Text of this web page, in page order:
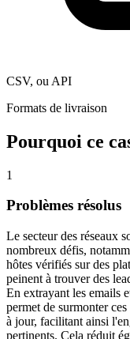
CSV, ou API
Formats de livraison
Pourquoi ce
1
Problèmes résolus
Le secteur des réseaux
nombreux défis,
hôtes vérifiés sur des
peinent à trouver des
En extrayant les emails
permet de surmonter
à jour, facilitant ainsi
pertinents. Cela réduit